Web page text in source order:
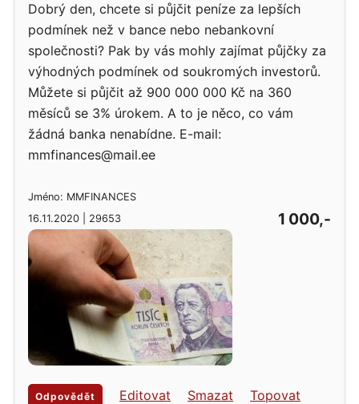
Dobrý den, chcete si půjčit peníze za lepších
podmínek než v bance nebo nebankovní
společnosti? Pak by vás mohly zajímat půjčky za
výhodných podmínek od soukromých investorů.
Můžete si půjčit až 900 000 000 Kč na 360
měsíců se 3% úrokem. A to je něco, co vám
žádná banka nenabídne. E-mail:
mmfinances@mail.ee
Jméno: MMFINANCES
16.11.2020 | 29653
1 000,-
Odpovědět Editovat Smazat
Topovat